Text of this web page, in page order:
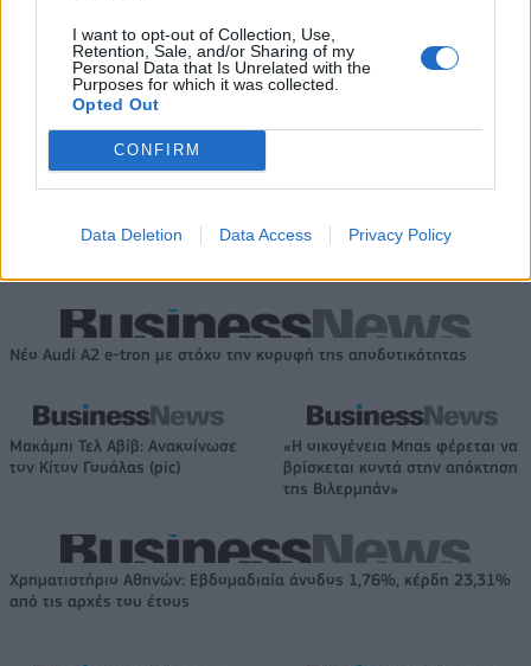
I want to opt-out of Collection, Use,
Retention, Sale, and/or Sharing of my
Personal Data that Is Unrelated with the
Purposes for which it was collected.
Opted Out
CONFIRM
Data Deletion Data Access Privacy Policy
Media: Με ενίσχυση 8 εκατ. ευρώ σε 451 επιχειρήσεις ξεκίνησε το
πρόγραμμα στήριξης- Κάλυψη εισφορών ΕΔΟΕΑΠ
μπαταριών για τα υβριδικά της
ευρωπαϊκή
Νέο Audi A2 e-tron με στόχο την κορυφή της αποδοτικότητας
Μακάμπι Τελ Αβίβ: Ανακοίνωσε
τον Κίτον Γουάλας (pic)
«Η οικογένεια Μπας φέρεται να
βρίσκεται κοντά στην απόκτηση
της Βιλερμπάν»
Χρηματιστήριο Αθηνών: Εβδομαδιαία άνοδος 1,76%, κέρδη 23,31%
από τις αρχές του έτους